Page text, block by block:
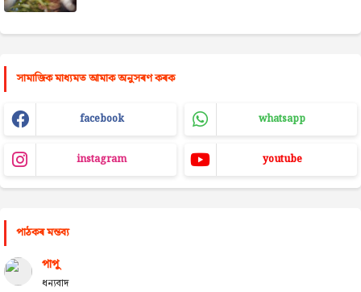
সামাজিক মাধ্যমত আমাক অনুসৰণ কৰক
facebook whatsapp
instagram youtube
পাঠকৰ মন্তব্য
পাপু
ধন্যবাদ